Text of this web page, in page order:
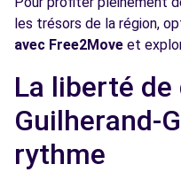
Voir l'agence
Free2move Rent -
- VALENCE (C)
111 AVENUE DE
les trésors de la région,
avec Free2Move et
La liberté
Guilherand-
rythme